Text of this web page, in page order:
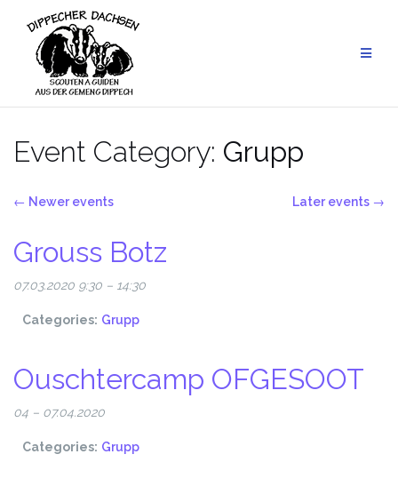
content
Event Category: Grupp
Later events →
← Newer events
Grouss Botz
07.03.2020 9:30 – 14:30
Categories: Grupp
Ouschtercamp OFGESOOT
04 – 07.04.2020
Categories: Grupp